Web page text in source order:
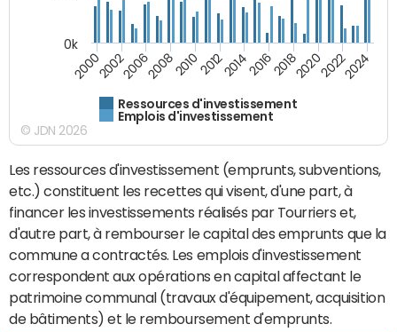
Ressources d'investissement
Emplois d'investissement
200020022006200820102012201420162018202020222024
0k
© JDN 2026
Les ressources d'investissement (emprunts, subventions,
etc.) constituent les recettes qui visent, d'une part, à
financer les investissements réalisés par Tourriers et,
d'autre part, à rembourser le capital des emprunts que la
commune a contractés. Les emplois d'investissement
correspondent aux opérations en capital affectant le
patrimoine communal (travaux d'équipement, acquisition
de bâtiments) et le remboursement d'emprunts.